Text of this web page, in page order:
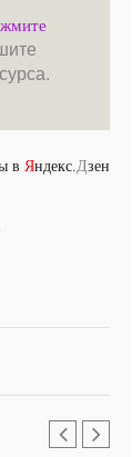
в Яндекс. Дзен